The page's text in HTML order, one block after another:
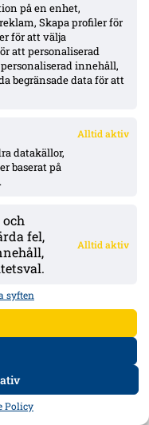
på en enhet,
Skapa profiler för
för att välja
att personaliserad
innehåll,
begränsade data för att
Alltid aktiv
datakällor,
baserat på
fel,
Alltid aktiv
syften
Policy
– ”allt under kontroll”;
en anledning”
sig – och förklarar Joel
anledning".
– polisen
spelet i cirka 15 minuter.